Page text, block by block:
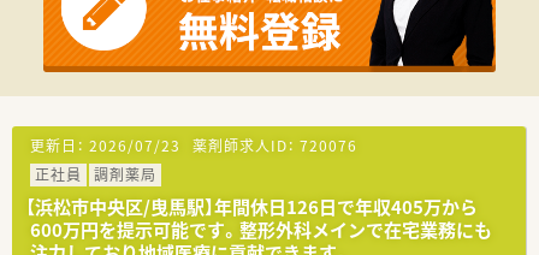
入！現場の声をもとにした、効率性や安全性を高める機能が備わ
っているため、薬剤師が働きやすい環境が整っています。
■在宅業務へも積極的に取り組んでおり、地域連携薬局や健康サ
ポート薬局への届け出実績も多数ございます。
更新日： 2026/07/23 薬剤師求人ID： 720076
正社員
調剤薬局
【浜松市中央区/曳馬駅】年間休日126日で年収405万から
600万円を提示可能です。整形外科メインで在宅業務にも